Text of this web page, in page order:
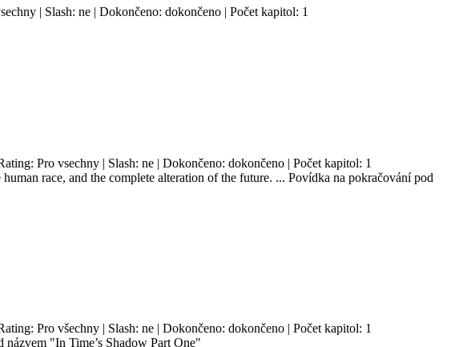
| Slash: ne | Dokončeno: dokončeno | Počet kapitol: 1
Pro vsechny | Slash: ne | Dokončeno: dokončeno | Počet kapitol: 1
race, and the complete alteration of the future. ... Povídka na pokračování pod
Pro všechny | Slash: ne | Dokončeno: dokončeno | Počet kapitol: 1
"In Time’s Shadow Part One"